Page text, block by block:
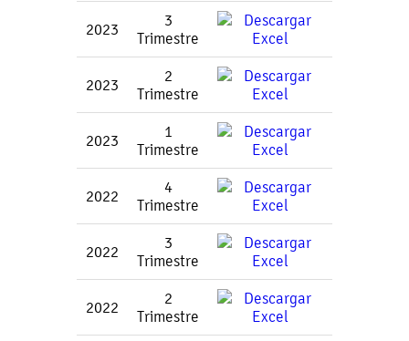
2023
3
Trimestre
2023
2
Trimestre
2023
1
Trimestre
2022
4
Trimestre
2022
3
Trimestre
2022
2
Trimestre